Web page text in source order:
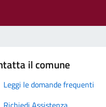
il comune
Leggi le domande frequenti